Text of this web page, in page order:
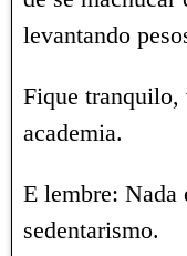
levantando
Fique tranquilo,
academia.
E lembre: Nada
sedentarismo.